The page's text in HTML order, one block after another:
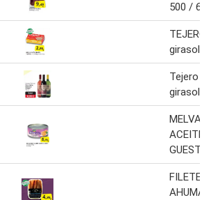
500 /
girasol
Tejero -
girasol
MELVA
ACEITE
GUEST
FILETE